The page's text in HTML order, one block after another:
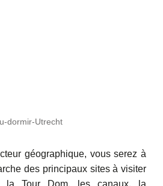
dormir-Utrecht
géographique, vous serez à
des principaux sites à visiter